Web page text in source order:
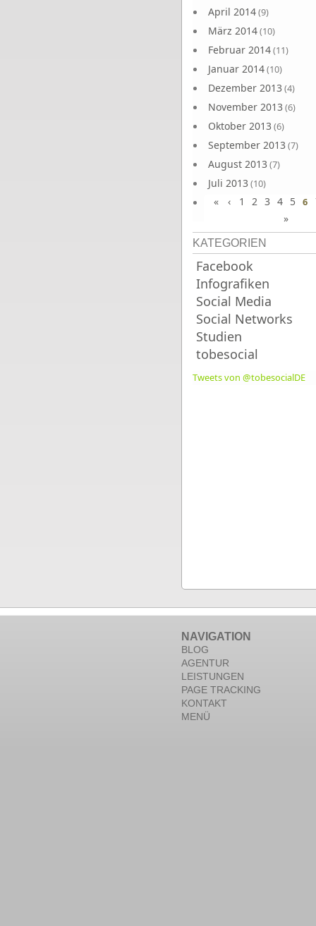
April 2014(9)
März 2014(10)
Februar 2014(11)
Januar 2014(10)
Dezember 2013 (4)
November 2013 (6)
Oktober 2013 (6)
September 2013 (7)
August 2013 (7)
Juli 2013 (10)
Juni 2013(10)
« ‹ 1 2 3 4 5 6
»
KATEGORIEN
Facebook
Infografiken
Social Media
Social Networks
Studien
tobesocial
Tweets von @tobesocialDE
NAVIGATION
BLOG
AGENTUR
LEISTUNGEN
PAGE TRACKING
KONTAKT
MENÜ